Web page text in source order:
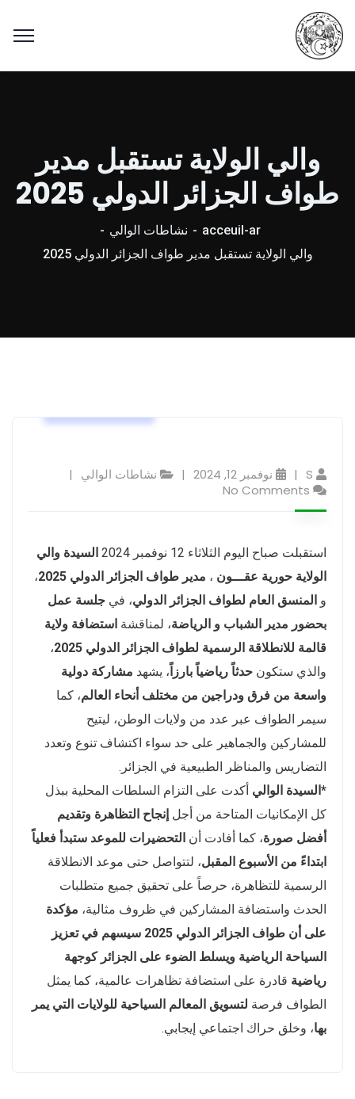
والي الولاية تستقبل مدير
طواف الجزائر الدولي 2025
acceuil-ar
نشاطات الوالي
والي الولاية تستقبل مدير طواف الجزائر الدولي 2025
S نوفمبر 12, 2024
نشاطات الوالي
No Comments
استقبلت صباح اليوم الثلاثاء 12 نوفمبر 2024
السيدة والي
الولاية حورية عقـــون ، مدير طواف الجزائر الدولي 2025
،
و المنسق العام لطواف الجزائر الدولي، في جلسة عمل
بحضور مدير الشباب و الرياضة، لمناقشة استضافة ولاية
قالمة للانطلاقة الرسمية لطواف الجزائر الدولي 2025
،
والذي ستكون حدثاً رياضياً بارزاً، يشهد مشاركة دولية
واسعة من فرق ودراجين من مختلف أنحاء العالم، كما
سيمر الطواف عبر عدد من ولايات الوطن، ليتيح
للمشاركين والجماهير على حد سواء اكتشاف تنوع وتعدد
التضاريس والمناظر الطبيعية في الجزائر.
*السيدة الوالي أكدت على التزام السلطات المحلية ببذل
كل الإمكانيات المتاحة من أجل إنجاح التظاهرة وتقديم
أفضل صورة، كما أفادت أن التحضيرات للموعد ستبدأ فعلياً
ابتداءً من الأسبوع المقبل، لتتواصل حتى موعد الانطلاقة
الرسمية للتظاهرة، حرصاً على تحقيق جميع متطلبات
الحدث واستضافة المشاركين في ظروف مثالية، مؤكدة
على أن طواف الجزائر الدولي 2025 سيسهم في تعزيز
السياحة الرياضية ويسلط الضوء على الجزائر كوجهة
رياضية قادرة على استضافة تظاهرات عالمية، كما يمثل
الطواف فرصة لتسويق المعالم السياحية للولايات التي يمر
بها، وخلق حراك اجتماعي إيجابي.